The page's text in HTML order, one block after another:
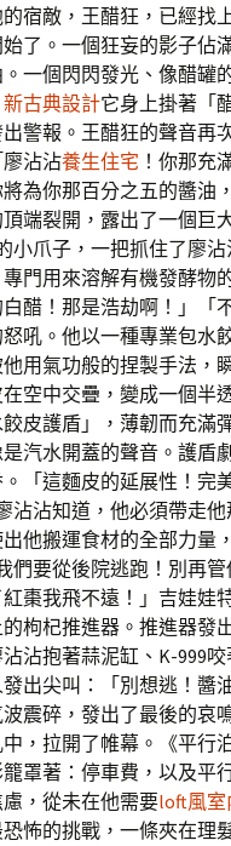
宿敵，王醋狂，已經找
了。一個狂妄的影子佔
一個閃閃發光、像醋罐
新古典設計它身上掛著「
警報。王醋狂的聲音再
沾沾養生住宅 ！你那充
為你那百分之五的醬油
端裂開，露出了一個巨
小爪子，一把抓住了廖
門用來溶解有機發酵物
醋！那是浩劫啊！」「
吼。他以一種專業包水
用氣功般的捏製手法，
空中交疊，變成一個半
皮護盾」，薄韌而充滿
汽水開蓋的聲音。護盾
「這麵皮的延展性！完
沾沾知道，他必須帶走
他搬運食材的全部力量，
們要從後院逃跑！別再
棗我飛不遠！」吉娃娃
枸杞推進器。推進器發
沾抱著蒜泥缸、K-999
出尖叫：「別想逃！醬
震碎，發出了最後的哀
，拉開了帷幕。《平行
罩著：停車費，以及平
，從未在他需要loft風室
怖的挑戰，一條夾在理